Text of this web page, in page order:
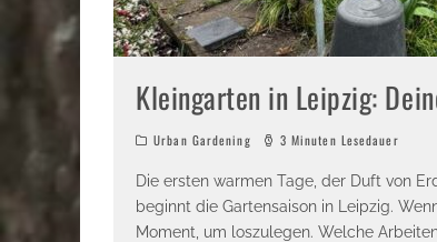
Kleingarten in Leipzig:
Urban Gardening 3 Minuten Lesedauer
Die ersten warmen Tage, der Duft von
beginnt die Gartensaison in Leipzig.
Moment, um loszulegen. Welche